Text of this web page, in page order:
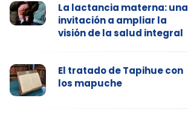
La lactancia materna: una
invitación a ampliar la
visión de la salud integral
El tratado de Tapihue con
los mapuche